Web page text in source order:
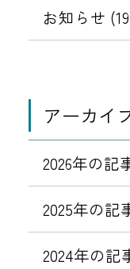
お知らせ
アーカイ
2026年の記
2025年の記
2024年の記